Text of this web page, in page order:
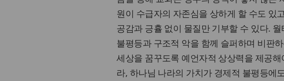
원이 수급자의 자존심을 상하게 할 수도 있
공감과 긍휼 없이 물질만 기부할 수 있다.
불평등과 구조적 악을 함께 슬퍼하며 비판
세상을 꿈꾸도록 예언자적 상상력을 제공
라, 하나님 나라의 가치가 경제적 불평등에